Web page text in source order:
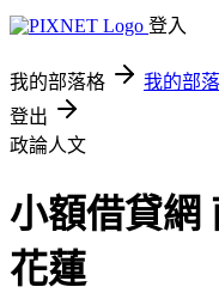
登入
我的部落格 我的部
登出
政論人文
小額借貸網
花蓮